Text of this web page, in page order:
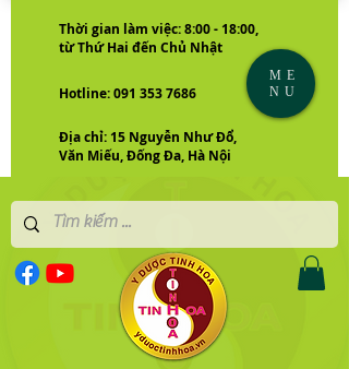
Thời gian làm việc: 8:00 - 18:00,
từ Thứ Hai đến Chủ Nhật
Hotline: 091 353 7686
Địa chỉ: 15 Nguyễn Như Đổ,
Văn Miếu, Đống Đa, Hà Nội
ME
NU